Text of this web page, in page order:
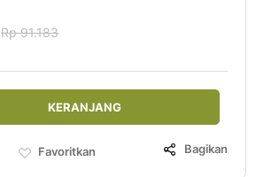
Bagikan
Rp 91.183
KERANJANG
Favoritkan